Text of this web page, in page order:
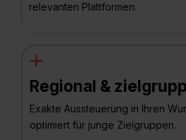
relevanten Plattformen.
Regional &
Exakte Aussteuerung in Ihren
optimiert für junge Zielgruppen.